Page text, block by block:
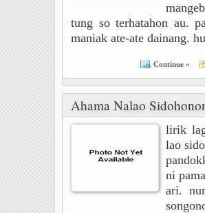
tung so terhatahon au.
maniak ate-ate dainang.
Continue »
Ahama Nalao
lirik
lao
ni
ari.